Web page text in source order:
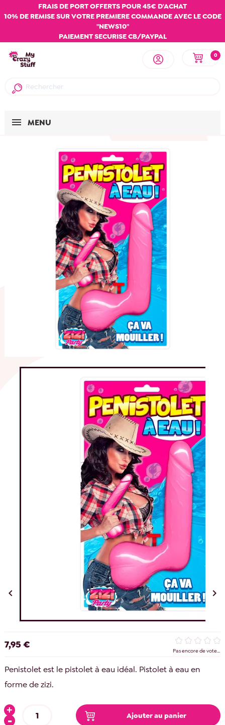
FRAIS DE PORT OFFERTS POUR 45€ D'ACHAT
10% DE REMISE SUR VOTRE PREMIERE COMMANDE AVEC LE CODE
"NEWS10"
PAIEMENT SECURISE CB/PAYPAL
0
MENU
 
7,95 €
Pas encore de vote...
Penistolet est le pistolet à eau idéal. Pistolet à eau en
forme de zizi.
Ajouter au panier